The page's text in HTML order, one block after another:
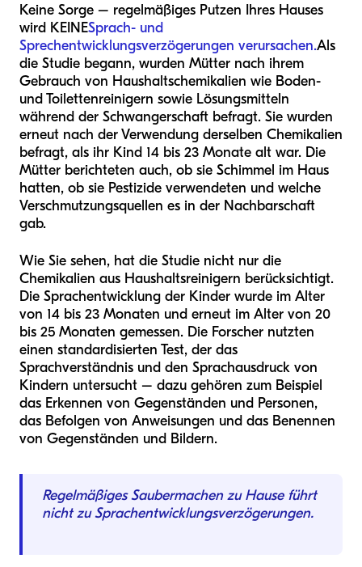
Keine Sorge – regelmäßiges Putzen Ihres Hauses
wird KEINESprach- und
Sprechentwicklungsverzögerungen verursachen.Als
die Studie begann, wurden Mütter nach ihrem
Gebrauch von Haushaltschemikalien wie Boden-
und Toilettenreinigern sowie Lösungsmitteln
während der Schwangerschaft befragt. Sie wurden
erneut nach der Verwendung derselben Chemikalien
befragt, als ihr Kind 14 bis 23 Monate alt war. Die
Mütter berichteten auch, ob sie Schimmel im Haus
hatten, ob sie Pestizide verwendeten und welche
Verschmutzungsquellen es in der Nachbarschaft
gab.
Wie Sie sehen, hat die Studie nicht nur die
Chemikalien aus Haushaltsreinigern berücksichtigt.
Die Sprachentwicklung der Kinder wurde im Alter
von 14 bis 23 Monaten und erneut im Alter von 20
bis 25 Monaten gemessen. Die Forscher nutzten
einen standardisierten Test, der das
Sprachverständnis und den Sprachausdruck von
Kindern untersucht – dazu gehören zum Beispiel
das Erkennen von Gegenständen und Personen,
das Befolgen von Anweisungen und das Benennen
von Gegenständen und Bildern.
Regelmäßiges Saubermachen zu Hause führt
nicht zu Sprachentwicklungsverzögerungen.